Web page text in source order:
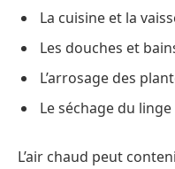
La cuisine et la
Les douches et
L’arrosage des
Le séchage du
L’air chaud peut